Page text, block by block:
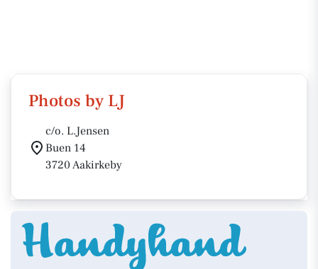
Photos by LJ
c/o. L.Jensen
Buen 14
3720 Aakirkeby